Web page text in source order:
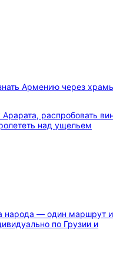
Армению через
распробовать
над ущельем